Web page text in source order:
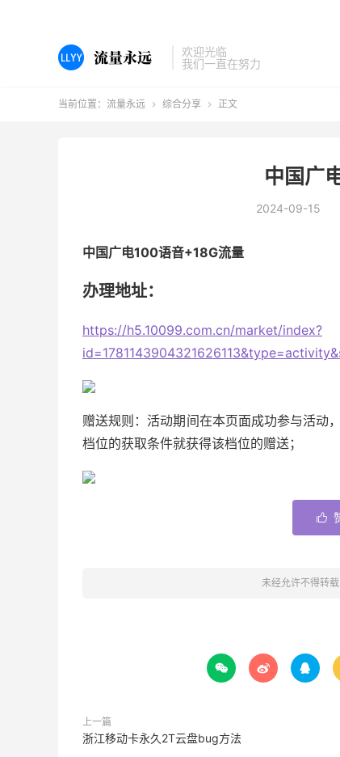
欢迎光临
我们一直在努力
当前位置： 流量永远  综合分享  正文
中国广
2024-09-15
中国广电100语音+18G流量
办理地址：
https://h5.10099.com.cn/market/index?
赠送规则：活动期间在本页面成功参与活动
档位的获取条件就获得该档位的赠送；

未经允许不得转载
  
上一篇
浙江移动卡永久2T云盘bug方法